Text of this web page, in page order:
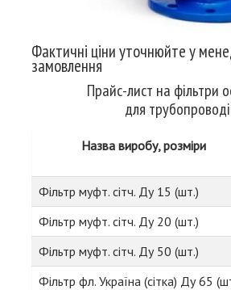
Фактичні ціни уточнюйте у
замовлення
Прайс-лист на фільтри
для
Назва виробу, розміри
Фільтр муфт. сітч. Ду 15 (шт.)
Фільтр муфт. сітч. Ду 20 (шт.)
Фільтр муфт. сітч. Ду 50 (шт.)
Фільтр фл. Україна (сітка) Ду 65